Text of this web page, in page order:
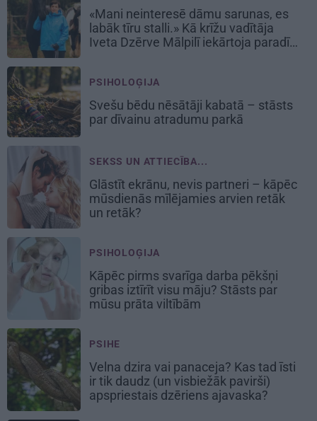
«Mani neinteresē dāmu sarunas, es
labāk tīru stalli.» Kā krīžu vadītāja
Iveta Dzērve Mālpilī iekārtoja paradīzi
PSIHOLOĢIJA
Svešu bēdu nēsātāji kabatā – stāsts
par dīvainu atradumu parkā
SEKSS UN ATTIECĪBA...
Glāstīt ekrānu, nevis partneri – kāpēc
mūsdienās mīlējamies arvien retāk
un retāk?
PSIHOLOĢIJA
Kāpēc pirms svarīga darba pēkšņi
gribas iztīrīt visu māju? Stāsts par
mūsu prāta viltībām
PSIHE
Velna dzira vai panaceja? Kas tad īsti
ir tik daudz (un visbiežāk pavirši)
apspriestais dzēriens ajavaska?